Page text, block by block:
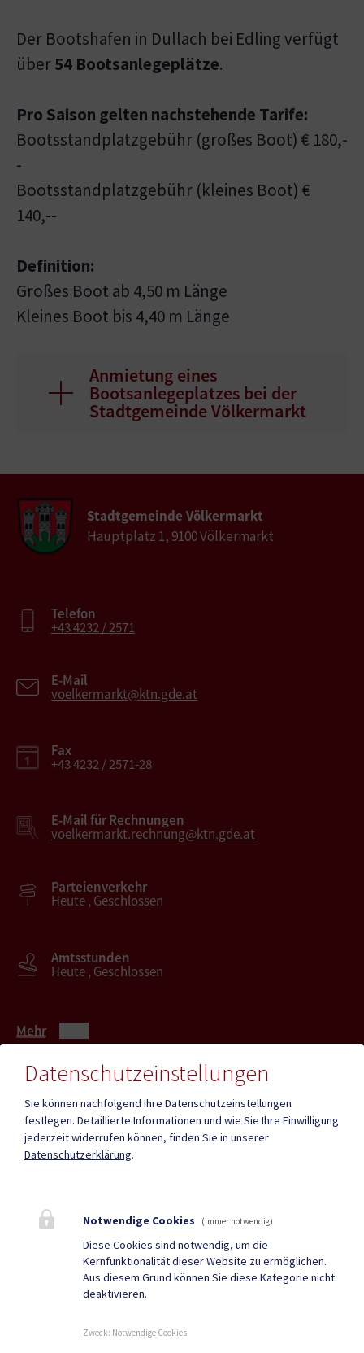
Der Bootshafen in Dullach bei Edling verfügt
über54 Bootsanlegeplätze.
Pro Saison gelten nachstehende Tarife:
Bootsstandplatzgebühr (großes Boot) € 180,-
-
Bootsstandplatzgebühr (kleines Boot) €
140,--
Definition:
Großes Boot ab 4,50 m Länge
Kleines Boot bis 4,40 m Länge
Anmietung eines
Bootsanlegeplatzes bei der
Stadtgemeinde Völkermarkt
Stadtgemeinde Völkermarkt
Hauptplatz 1, 9100 Völkermarkt
Telefon
+43 4232 / 2571
E-Mail
voelkermarkt@ktn.gde.at
Fax
+43 4232 / 2571-28
E-Mail für Rechnungen
voelkermarkt.rechnung@ktn.gde.at
Parteienverkehr
Heute , Geschlossen
Amtsstunden
Heute , Geschlossen
Mehr
ID - Austria
CITIES App
Hochzeit
Sport & Freizeit
Stadtzeitung
Neuigkeiten
Termine
Kundmachungen
Datenschutzeinstellungen
Sie können nachfolgend Ihre Datenschutzeinstellungen
festlegen. Detaillierte Informationen und wie Sie Ihre Einwilligung
jederzeit widerrufen können, finden Sie in unserer
Datenschutzerklärung.
Notwendige Cookies (immer notwendig)
Diese Cookies sind notwendig, um die
Kernfunktionalität dieser Website zu ermöglichen.
Aus diesem Grund können Sie diese Kategorie nicht
deaktivieren.
Zweck: Notwendige Cookies